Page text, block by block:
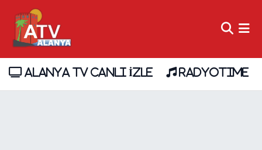
ALANYA TV CANLI İZLE RADYOTIME